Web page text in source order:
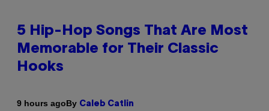
5 Hip-Hop Songs That Are Most
Memorable for Their Classic
Hooks
9 hours agoBy Caleb Catlin